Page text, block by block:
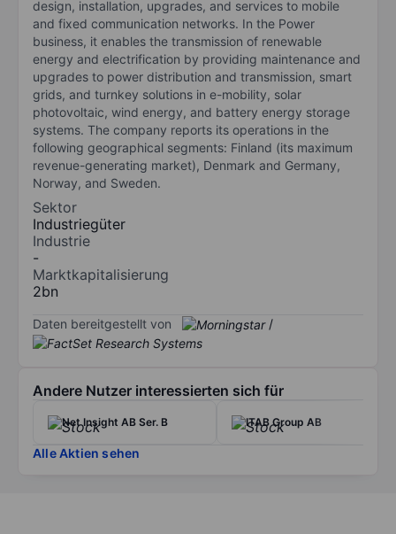
design, installation, upgrades, and services to mobile
and fixed communication networks. In the Power
business, it enables the transmission of renewable
energy and electrification by providing maintenance and
upgrades to power distribution and transmission, smart
grids, and turnkey solutions in e-mobility, solar
photovoltaic, wind energy, and battery energy storage
systems. The company reports its operations in the
following geographical segments: Finland (its maximum
revenue-generating market), Denmark and Germany,
Norway, and Sweden.
Sektor
Industriegüter
Industrie
-
Marktkapitalisierung
2bn
Daten bereitgestellt von /
Andere Nutzer interessierten sich für
Net Insight AB Ser. B ITAB Group AB
Alle Aktien sehen